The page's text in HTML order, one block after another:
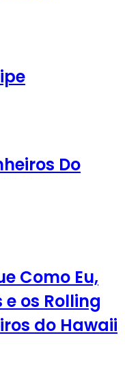
Do
Como Eu,
os Rolling
do Hawaii